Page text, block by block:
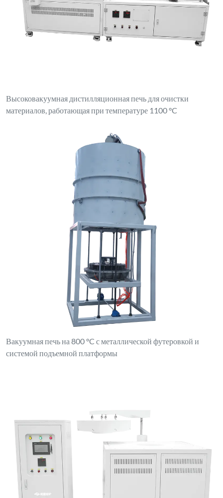
Высоковакуумная дистилляционная печь для очистки
материалов, работающая при температуре 1100 °C
Вакуумная печь на 800 °C с металлической футеровкой и
системой подъемной платформы